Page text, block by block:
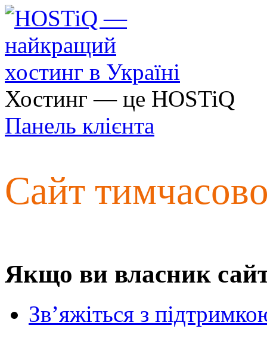
Хостинг — це HOSTiQ
Панель клієнта
Сайт
Якщо ви власник
Зв’яжіться з